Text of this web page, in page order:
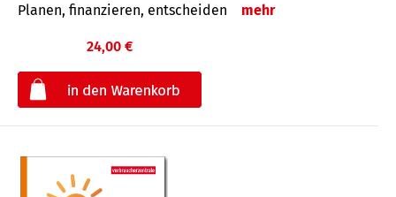
Planen, finanzieren, entscheiden mehr
24,00 €